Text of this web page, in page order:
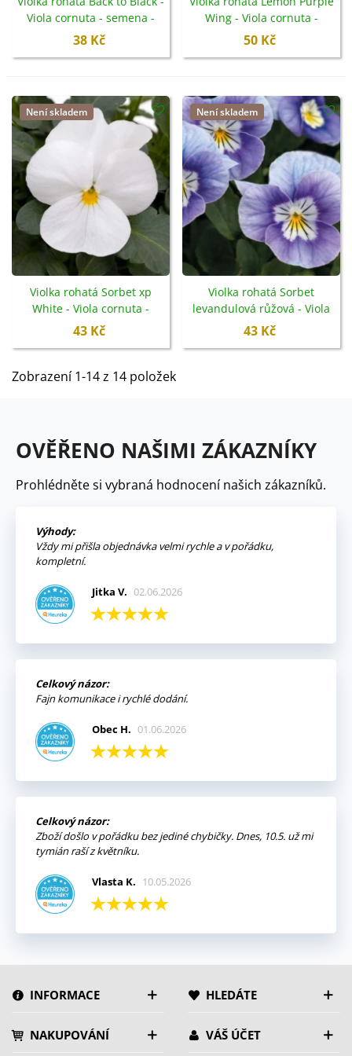
Viola cornuta - semena -
120 ks
38 Kč
Wing - Viola cornuta -
semena - 20 ks
50 Kč
Není skladem
Violka rohatá Sorbet xp
White - Viola cornuta -
semena - 20 ks
43 Kč
Není skladem
Violka rohatá Sorbet
levandulová růžová - Viola
cornuta - semena - 20 ks
43 Kč
Zobrazení 1-14 z 14 položek
OVĚŘENO NAŠIMI ZÁKAZNÍKY
Prohlédněte si vybraná hodnocení našich zákazníků.
Výhody:
Vždy mi přišla objednávka velmi rychle a v pořádku,
kompletní.
Jitka V. 02.06.2026
Celkový názor:
Fajn komunikace i rychlé dodání.
Obec H. 01.06.2026
Celkový názor:
Zboží došlo v pořádku bez jediné chybičky. Dnes, 10.5. už mi
tymián raší z květníku.
Vlasta K. 10.05.2026
INFORMACE HLEDÁTE
NAKUPOVÁNÍ VÁŠ ÚČET